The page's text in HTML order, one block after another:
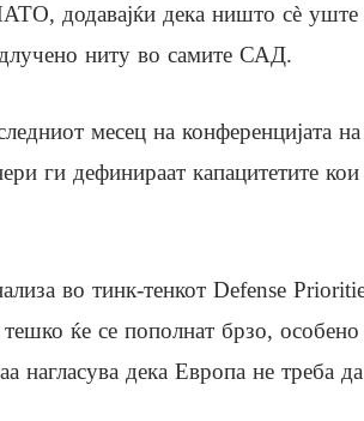
додавајќи дека ништо сè уште
ниту во самите САД.
месец на конференцијата
ги дефинираат капацитетите
во тинк-тенкот Defense
ќе се пополнат брзо, особено
нагласува дека Европа не треба